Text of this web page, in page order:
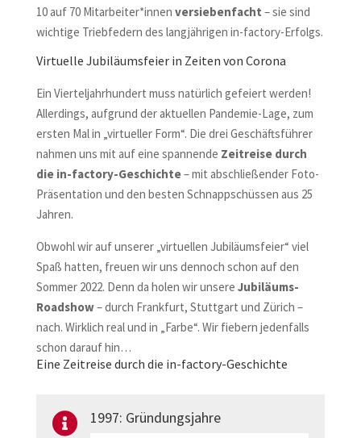
10 auf 70 Mitarbeiter*innen versiebenfacht – sie sind
wichtige Triebfedern des langjährigen in-factory-Erfolgs.
Virtuelle Jubiläumsfeier in Zeiten von Corona
Ein Vierteljahrhundert muss natürlich gefeiert werden!
Allerdings, aufgrund der aktuellen Pandemie-Lage, zum
ersten Mal in „virtueller Form“. Die drei Geschäftsführer
nahmen uns mit auf eine spannende Zeitreise durch
die in-factory-Geschichte– mit abschließender Foto-
Präsentation und den besten Schnappschüssen aus 25
Jahren.
Obwohl wir auf unserer „virtuellen Jubiläumsfeier“ viel
Spaß hatten, freuen wir uns dennoch schon auf den
Sommer 2022. Denn da holen wir unsere Jubiläums-
Roadshow– durch Frankfurt, Stuttgart und Zürich –
nach. Wirklich real und in „Farbe“. Wir fiebern jedenfalls
schon darauf hin…
Eine Zeitreise durch die in-factory-Geschichte
 1997: Gründungsjahre